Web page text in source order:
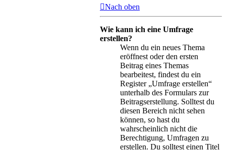
Nach oben
Wie kann ich eine Umfrage
erstellen?
Wenn du ein neues Thema
eröffnest oder den ersten
Beitrag eines Themas
bearbeitest, findest du ein
Register „Umfrage erstellen“
unterhalb des Formulars zur
Beitragserstellung. Solltest du
diesen Bereich nicht sehen
können, so hast du
wahrscheinlich nicht die
Berechtigung, Umfragen zu
erstellen. Du solltest einen Titel